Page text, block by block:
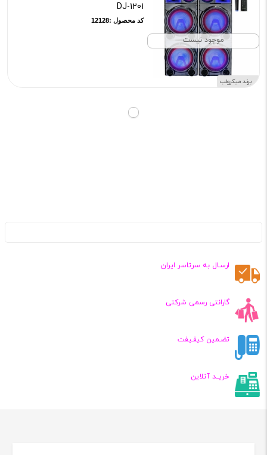
موجود نیست
برند میکرولب
DJ-1201
کد محصول :12128
ارسـال به سرتاسر ایران
گارانتی رسمی شرکتی
تضـمین کیفـیفت
خریــد آنلاین